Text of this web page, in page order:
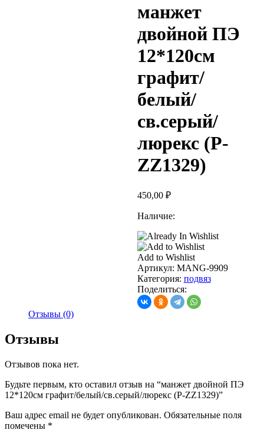
манжет
двойной ПЭ
12*120см
графит/
белый/
св.серый/
люрекс (P-
ZZ1329)
450,00 ₽
Наличие:
Add to Wishlist
Артикул: MANG-9909
Категория: подвяз
Поделиться:
Отзывы (0)
Отзывы
Отзывов пока нет.
Будьте первым, кто оставил отзыв на “манжет двойной ПЭ
12*120см графит/белый/св.серый/люрекс (P-ZZ1329)”
Ваш адрес email не будет опубликован. Обязательные поля
помечены *